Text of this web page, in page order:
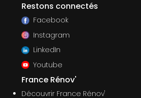
Restons connectés
Facebook
Instagram
LinkedIn
Youtube
France Rénov'
Découvrir France Rénov'